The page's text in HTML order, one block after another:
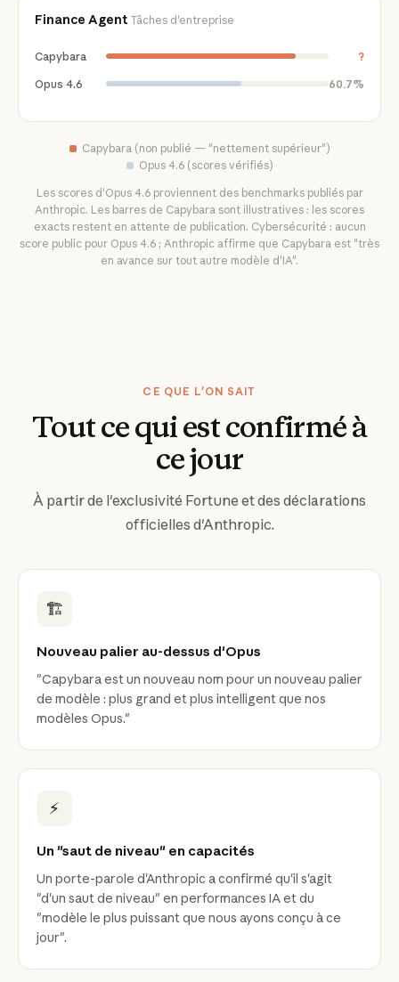
Finance Agent Tâches d'entreprise
Capybara ?
Opus 4.6 60.7%
Capybara (non publié — "nettement supérieur")
Opus 4.6 (scores vérifiés)
Les scores d'Opus 4.6 proviennent des benchmarks publiés par
Anthropic. Les barres de Capybara sont illustratives : les scores
exacts restent en attente de publication. Cybersécurité : aucun
score public pour Opus 4.6 ; Anthropic affirme que Capybara est "très
en avance sur tout autre modèle d'IA".
CE QUE L'ON SAIT
Tout ce qui est confirmé à
ce jour
À partir de l'exclusivité Fortune et des déclarations
officielles d'Anthropic.
🏗️
Nouveau palier au-dessus d'Opus
"Capybara est un nouveau nom pour un nouveau palier
de modèle : plus grand et plus intelligent que nos
modèles Opus."
⚡
Un "saut de niveau" en capacités
Un porte-parole d'Anthropic a confirmé qu'il s'agit
"d'un saut de niveau" en performances IA et du
"modèle le plus puissant que nous ayons conçu à ce
jour".